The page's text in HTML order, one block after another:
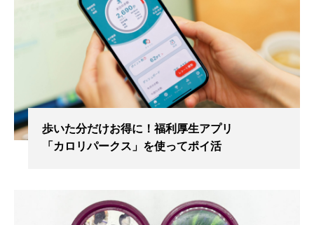
歩いた分だけお得に！福利厚生アプリ
「カロリパークス」を使ってポイ活